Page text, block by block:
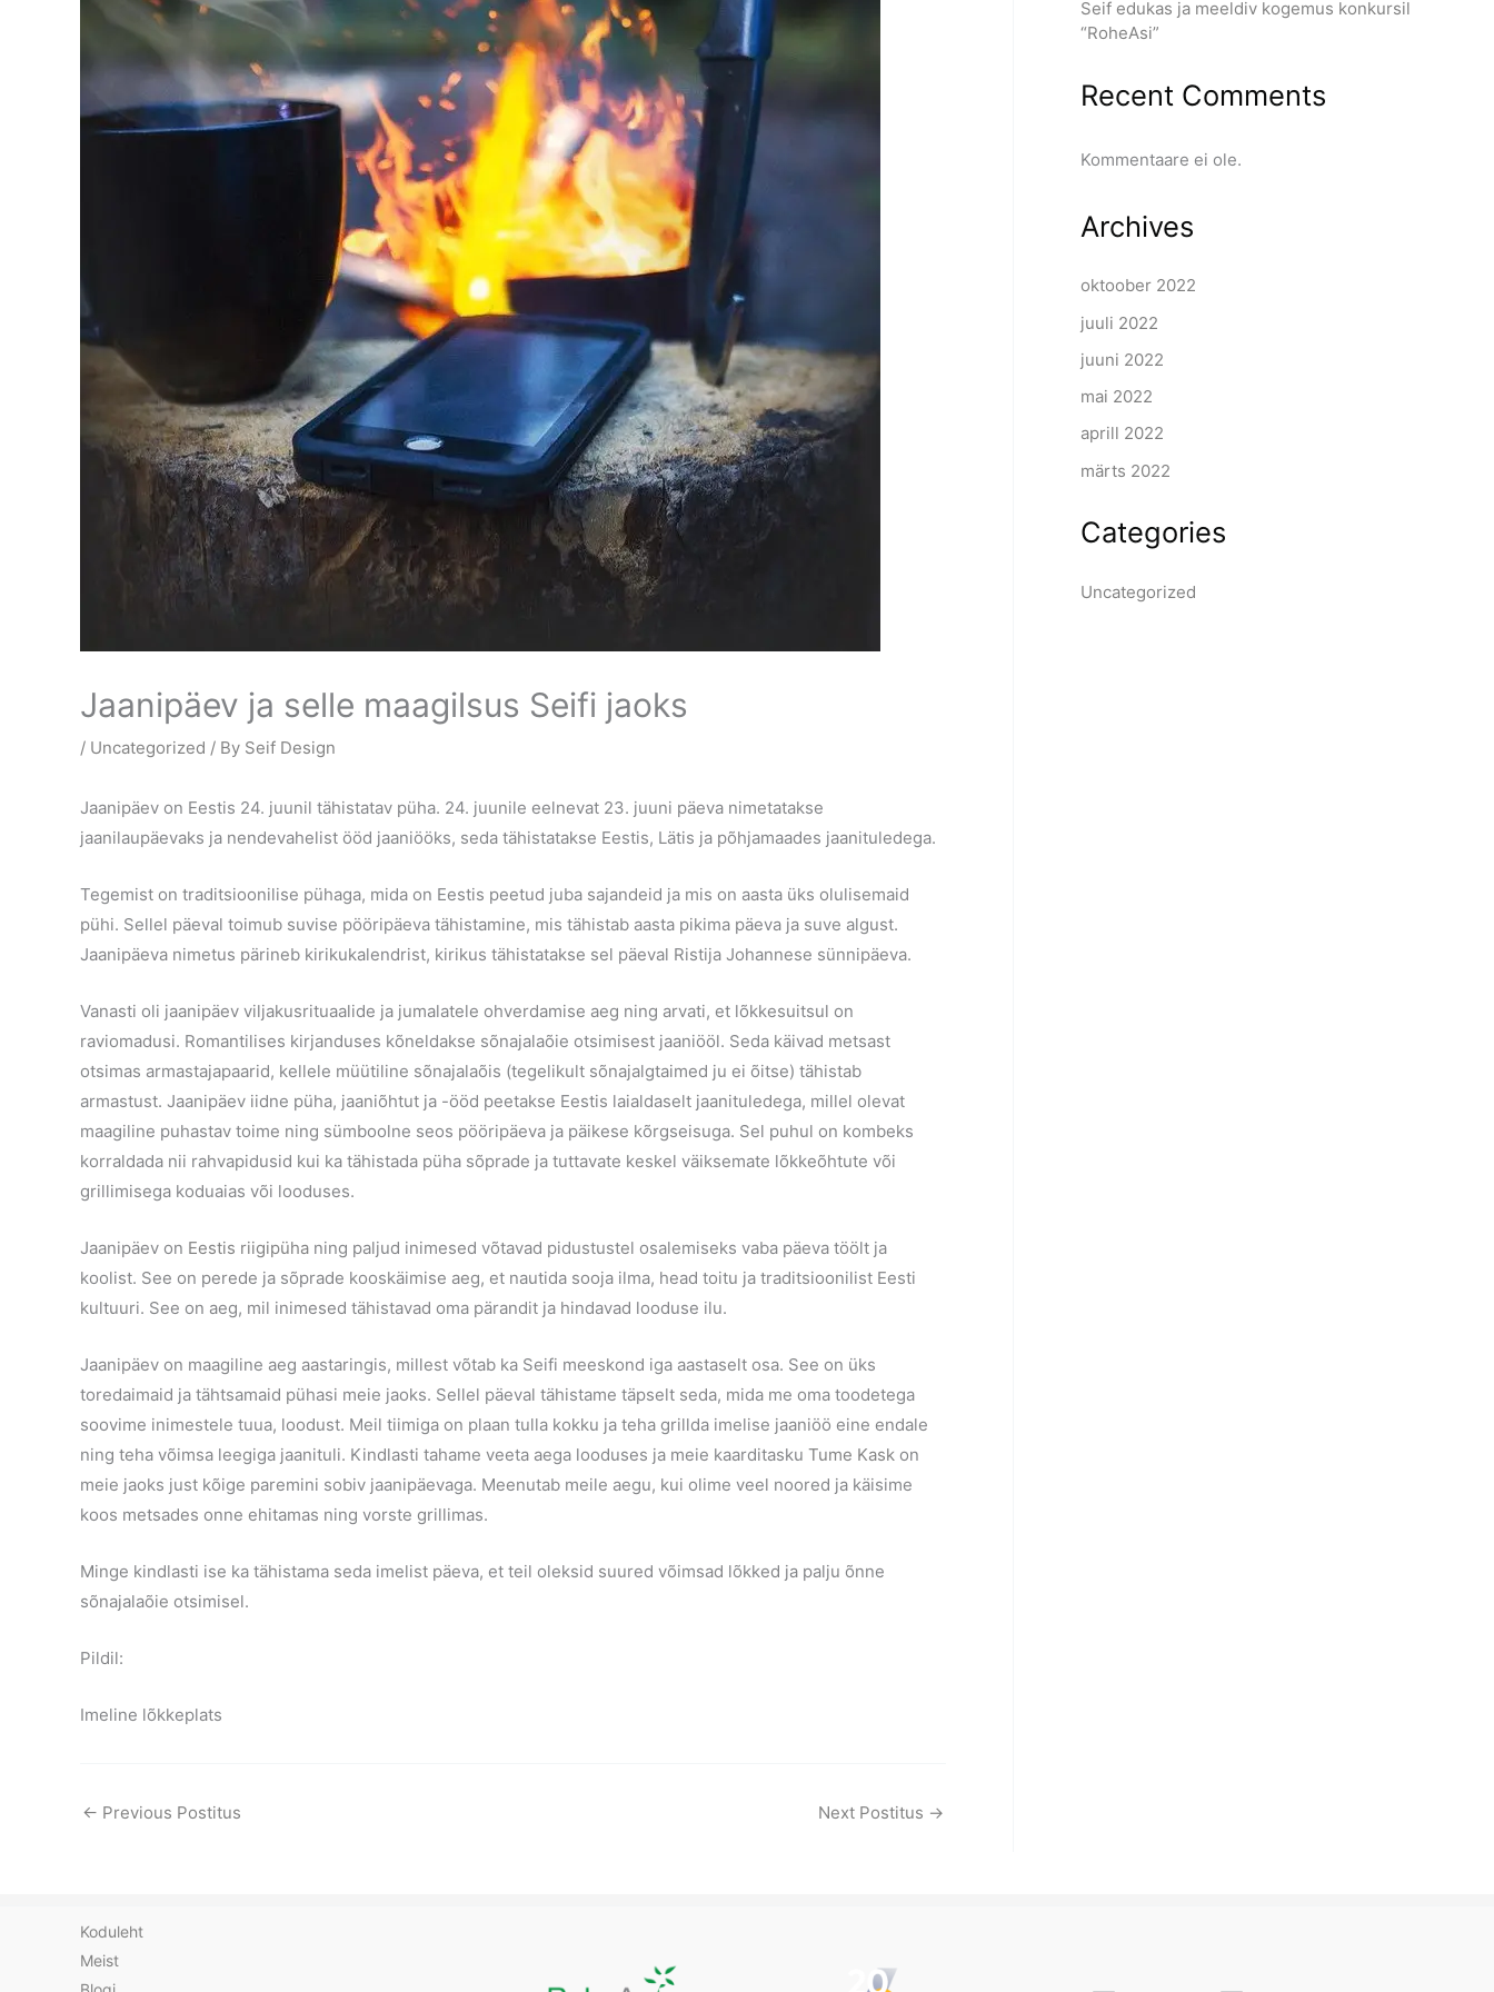
Jaanipäev ja selle maagilsus Seifi jaoks
/ Uncategorized / By Seif Design
Jaanipäev on Eestis 24. juunil tähistatav püha. 24. juunile eelnevat 23. juuni päeva nimetatakse
jaanilaupäevaks ja nendevahelist ööd jaaniööks, seda tähistatakse Eestis, Lätis ja põhjamaades jaanituledega.
Tegemist on traditsioonilise pühaga, mida on Eestis peetud juba sajandeid ja mis on aasta üks olulisemaid
pühi. Sellel päeval toimub suvise pööripäeva tähistamine, mis tähistab aasta pikima päeva ja suve algust.
Jaanipäeva nimetus pärineb kirikukalendrist, kirikus tähistatakse sel päeval Ristija Johannese sünnipäeva.
Vanasti oli jaanipäev viljakusrituaalide ja jumalatele ohverdamise aeg ning arvati, et lõkkesuitsul on
raviomadusi. Romantilises kirjanduses kõneldakse sõnajalaõie otsimisest jaaniööl. Seda käivad metsast
otsimas armastajapaarid, kellele müütiline sõnajalaõis (tegelikult sõnajalgtaimed ju ei õitse) tähistab
armastust. Jaanipäev iidne püha, jaaniõhtut ja -ööd peetakse Eestis laialdaselt jaanituledega, millel olevat
maagiline puhastav toime ning sümboolne seos pööripäeva ja päikese kõrgseisuga. Sel puhul on kombeks
korraldada nii rahvapidusid kui ka tähistada püha sõprade ja tuttavate keskel väiksemate lõkkeõhtute või
grillimisega koduaias või looduses.
Jaanipäev on Eestis riigipüha ning paljud inimesed võtavad pidustustel osalemiseks vaba päeva töölt ja
koolist. See on perede ja sõprade kooskäimise aeg, et nautida sooja ilma, head toitu ja traditsioonilist Eesti
kultuuri. See on aeg, mil inimesed tähistavad oma pärandit ja hindavad looduse ilu.
Jaanipäev on maagiline aeg aastaringis, millest võtab ka Seifi meeskond iga aastaselt osa. See on üks
toredaimaid ja tähtsamaid pühasi meie jaoks. Sellel päeval tähistame täpselt seda, mida me oma toodetega
soovime inimestele tuua, loodust. Meil tiimiga on plaan tulla kokku ja teha grillda imelise jaaniöö eine endale
ning teha võimsa leegiga jaanituli. Kindlasti tahame veeta aega looduses ja meie kaarditasku Tume Kask on
meie jaoks just kõige paremini sobiv jaanipäevaga. Meenutab meile aegu, kui olime veel noored ja käisime
koos metsades onne ehitamas ning vorste grillimas.
Minge kindlasti ise ka tähistama seda imelist päeva, et teil oleksid suured võimsad lõkked ja palju õnne
sõnajalaõie otsimisel.
Pildil:
Imeline lõkkeplats
← Previous Postitus Next Postitus →
Seif edukas ja meeldiv kogemus konkursil
“RoheAsi”
Recent Comments
Kommentaare ei ole.
Archives
oktoober 2022
juuli 2022
juuni 2022
mai 2022
aprill 2022
märts 2022
Categories
Uncategorized
Koduleht
Meist